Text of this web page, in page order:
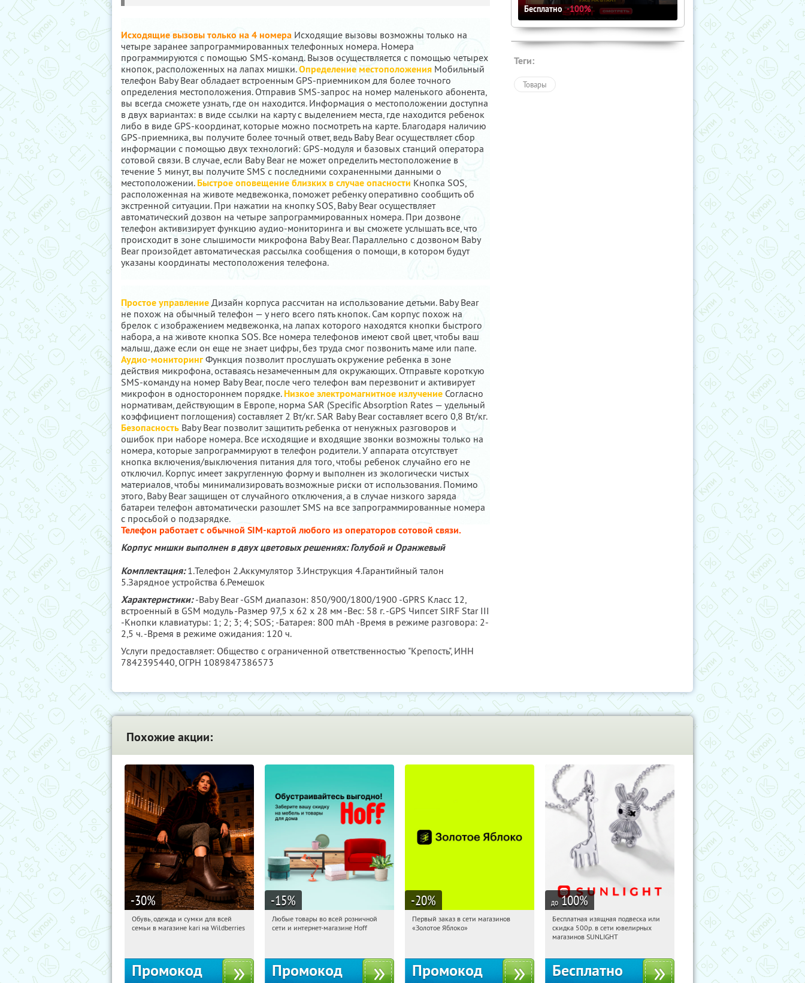
Исходящие вызовы только на 4 номера Исходящие вызовы возможны только на
четыре заранее запрограммированных телефонных номера. Номера
программируются с помощью SMS-команд. Вызов осуществляется с помощью четырех
кнопок, расположенных на лапах мишки.Определение местоположения Мобильный
телефон Baby Bear обладает встроенным GPS-приемником для более точного
определения местоположения. Отправив SMS-запрос на номер маленького абонента,
вы всегда сможете узнать, где он находится. Информация о местоположении доступна
в двух вариантах: в виде ссылки на карту с выделением места, где находится ребенок
либо в виде GPS-координат, которые можно посмотреть на карте. Благодаря наличию
GPS-приемника, вы получите более точный ответ, ведь Baby Bear осуществляет сбор
информации с помощью двух технологий: GPS-модуля и базовых станций оператора
сотовой связи. В случае, если Baby Bear не может определить местоположение в
течение 5 минут, вы получите SMS с последними сохраненными данными о
местоположении. Быстрое оповещение близких в случае опасности Кнопка SOS,
расположенная на животе медвежонка, поможет ребенку оперативно сообщить об
экстренной ситуации. При нажатии на кнопку SOS, Baby Bear осуществляет
автоматический дозвон на четыре запрограммированных номера. При дозвоне
телефон активизирует функцию аудио-мониторинга и вы сможете услышать все, что
происходит в зоне слышимости микрофона Baby Bear. Параллельно с дозвоном Baby
Bear произойдет автоматическая рассылка сообщения о помощи, в котором будут
указаны координаты местоположения телефона.
Простое управление Дизайн корпуса рассчитан на использование детьми. Baby Bear
не похож на обычный телефон — у него всего пять кнопок. Сам корпус похож на
брелок с изображением медвежонка, на лапах которого находятся кнопки быстрого
набора, а на животе кнопка SOS. Все номера телефонов имеют свой цвет, чтобы ваш
малыш, даже если он еще не знает цифры, без труда смог позвонить маме или папе.
Аудио-мониторинг Функция позволит прослушать окружение ребенка в зоне
действия микрофона, оставаясь незамеченным для окружающих. Отправьте короткую
SMS-команду на номер Baby Bear, после чего телефон вам перезвонит и активирует
микрофон в одностороннем порядке. Низкое электромагнитное излучение Согласно
нормативам, действующим в Европе, норма SAR (Specific Absorption Rates — удельный
коэффициент поглощения) составляет 2 Вт/кг. SAR Baby Bear составляет всего 0,8 Вт/кг.
Безопасность Baby Bear позволит защитить ребенка от ненужных разговоров и
ошибок при наборе номера. Все исходящие и входящие звонки возможны только на
номера, которые запрограммируют в телефон родители. У аппарата отсутствует
кнопка включения/выключения питания для того, чтобы ребенок случайно его не
отключил. Корпус имеет закругленную форму и выполнен из экологически чистых
материалов, чтобы минимализировать возможные риски от использования. Помимо
этого, Baby Bear защищен от случайного отключения, а в случае низкого заряда
батареи телефон автоматически разошлет SMS на все запрограммированные номера
с просьбой о подзарядке.
Телефон работает с обычной SIM-картой любого из операторов сотовой связи.
Корпус мишки выполнен в двух цветовых решениях: Голубой и Оранжевый
Комплектация:1.Телефон 2.Аккумулятор 3.Инструкция 4.Гарантийный талон
5.Зарядное устройства 6.Ремешок
Характеристики:-Baby Bear -GSM диапазон: 850/900/1800/1900 -GPRS Класс 12,
встроенный в GSM модуль -Размер 97,5 х 62 х 28 мм -Вес: 58 г. -GPS Чипсет SIRF Star III
-Кнопки клавиатуры: 1; 2; 3; 4; SOS; -Батарея: 800 mAh -Время в режиме разговора: 2-
2,5 ч. -Время в режиме ожидания: 120 ч.
Услуги предоставляет: Общество с ограниченной ответственностью "Крепость", ИНН
7842395440, ОГРН 1089847386573
Бесплатно -100%
Теги:
Товары
Похожие акции:
-30%
14:04:25 Получили:
Обувь, одежда и сумки для всей
семьи в магазине kari на Wildberries
Промокод
-15%
14:04:25 Получили:
Любые товары во всей розничной
сети и интернет-магазине Hoff
Промокод
-20%
14:04:25
Получи первым!
Первый заказ в сети магазинов
«Золотое Яблоко»
Промокод
до 100%
14:04:25 Получили:
Россия
Бесплатная изящная подвеска или
скидка 500р. в сети ювелирных
магазинов SUNLIGHT
Бесплатно